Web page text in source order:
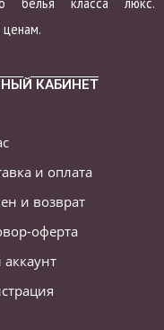
КАБИНЕТ
и оплата
и возврат
оферта